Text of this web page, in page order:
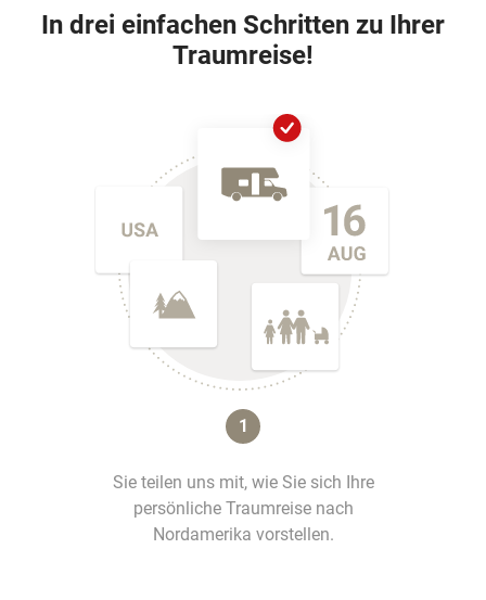
In drei einfachen Schritten zu Ihrer
Traumreise!
1
Sie teilen uns mit, wie Sie sich Ihre
persönliche Traumreise nach
Nordamerika vorstellen.